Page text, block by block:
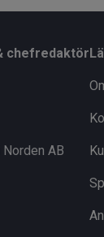
chefredaktör
AB